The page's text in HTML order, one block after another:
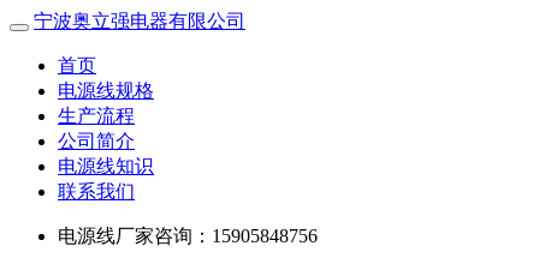
宁波奥立强电器有限公司
首页
电源线规格
生产流程
公司简介
电源线知识
联系我们
电源线厂家咨询：15905848756